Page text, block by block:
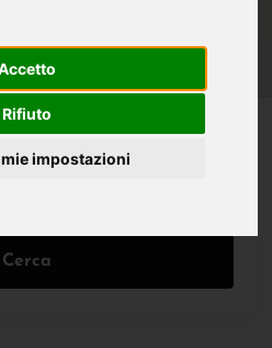
Rifiuto
impostazioni
Cerca